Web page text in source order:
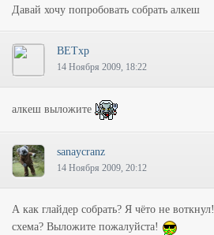
Давай хочу попробовать собрать алкеш
BETxp
14 Ноября 2009, 18:22
алкеш выложите
sanaycranz
14 Ноября 2009, 20:12
А как глайдер собрать? Я чёто не воткнул!
схема? Выложите пожалуйста!